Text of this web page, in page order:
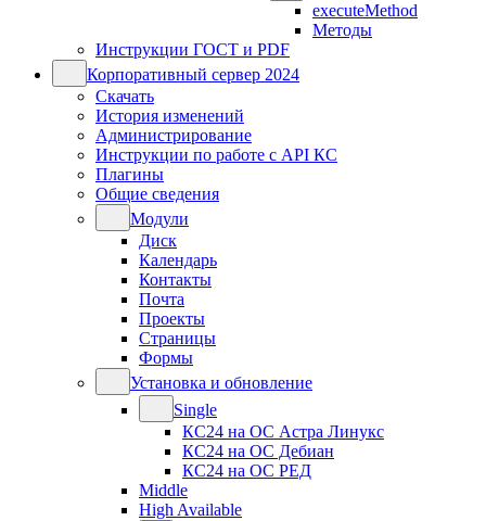
executeMethod
Методы
Инструкции ГОСТ и PDF
Корпоративный сервер 2024
Скачать
История изменений
Администрирование
Инструкции по работе с API КС
Плагины
Общие сведения
Модули
Диск
Календарь
Контакты
Почта
Проекты
Страницы
Формы
Установка и обновление
Single
КС24 на ОС Астра Линукс
КС24 на ОС Дебиан
КС24 на ОС РЕД
Middle
High Available